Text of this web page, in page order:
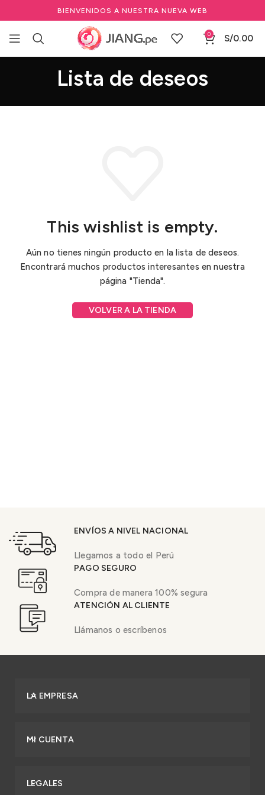
BIENVENIDOS A NUESTRA NUEVA WEB
0 S/0.00
Lista de deseos
This wishlist is empty.
Aún no tienes ningún producto en la lista de deseos.
Encontrará muchos productos interesantes en nuestra
página "Tienda".
VOLVER A LA TIENDA
ENVÍOS A NIVEL NACIONAL
Llegamos a todo el Perú
PAGO SEGURO
Compra de manera 100% segura
ATENCIÓN AL CLIENTE
Llámanos o escríbenos
LA EMPRESA
MI CUENTA
LEGALES